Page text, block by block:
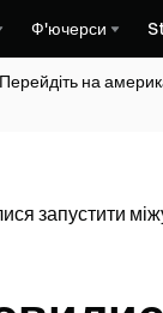
Ф'ючерси
на
запустити